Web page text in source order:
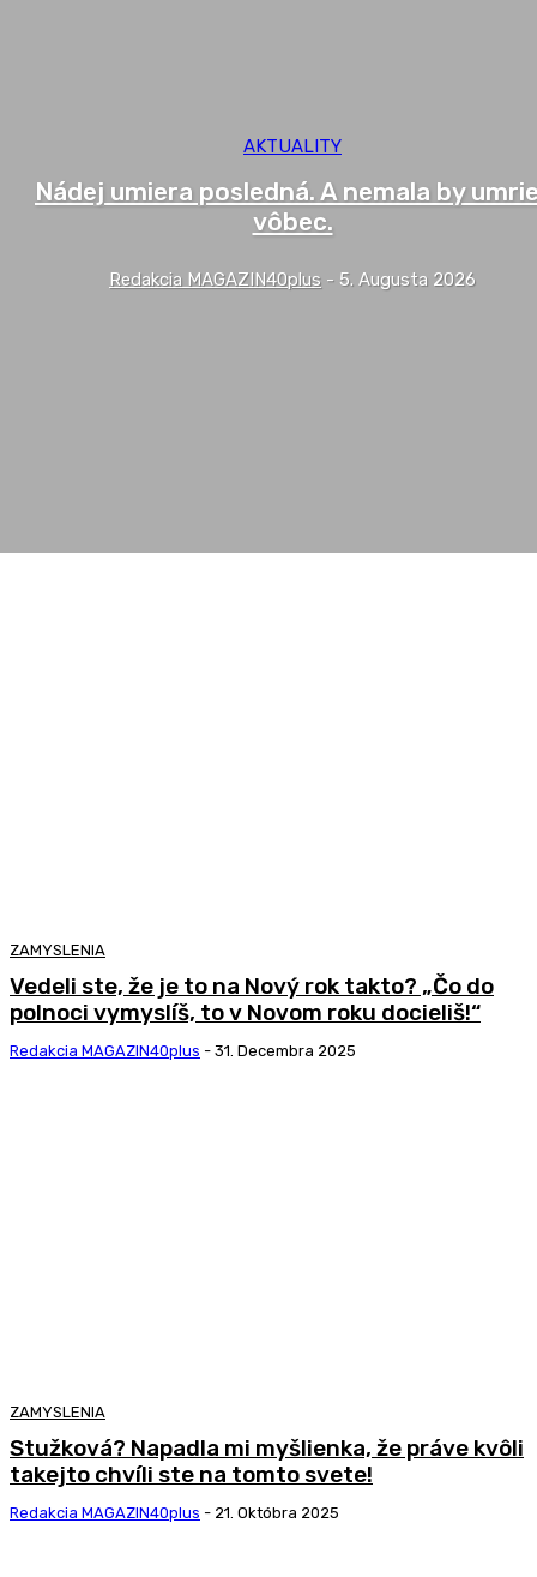
AKTUALITY
Nádej umiera posledná. A nemala by
vôbec.
Redakcia MAGAZIN40plus - 5. Augusta 2026
ZAMYSLENIA
Vedeli ste, že je to na Nový rok takto? „Čo do
polnoci vymyslíš, to v Novom roku docieliš!“
Redakcia MAGAZIN40plus - 31. Decembra 2025
ZAMYSLENIA
Stužková? Napadla mi myšlienka, že práve kvôli
takejto chvíli ste na tomto svete!
Redakcia MAGAZIN40plus - 21. Októbra 2025